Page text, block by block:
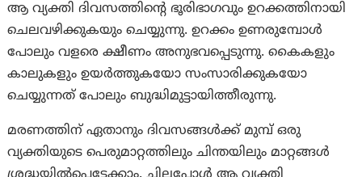
ആ വ്യക്തി ദിവസത്തിന്റെ ഭൂരിഭാഗവും ഉറക്കത്തിനായി
ചെലവഴിക്കുകയും ചെയ്യുന്നു. ഉറക്കം ഉണരുമ്പോള്‍
പോലും വളരെ ക്ഷീണം അനുഭവപ്പെടുന്നു. കൈകളും
കാലുകളും ഉയര്‍ത്തുകയോ സംസാരിക്കുകയോ
ചെയ്യുന്നത് പോലും ബുദ്ധിമുട്ടായിത്തീരുന്നു.
മരണത്തിന് ഏതാനും ദിവസങ്ങള്‍ക്ക് മുമ്പ് ഒരു
വ്യക്തിയുടെ പെരുമാറ്റത്തിലും ചിന്തയിലും മാറ്റങ്ങള്‍